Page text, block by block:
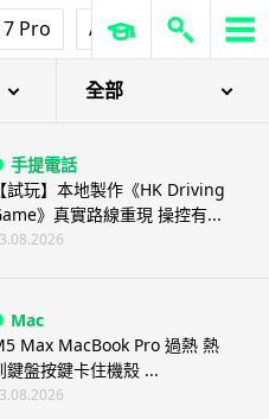
Pro AirPods Pro 3
全部
手提電話
【試玩】本地製作《HK Driving
》真實路線重現 操控有...
Mac
Max MacBook Pro 過熱 熱
鍵盤按鍵卡住機殼 ...